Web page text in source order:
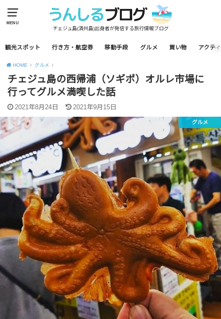
MENU
チェジュ島(済州島)出身者が発信する旅行情報ブログ
観光スポット 行き方・航空券 移動手段 グルメ 買い物 アクテ
HOME グルメ
チェジュ島の西帰浦（ソギポ）オルレ市場に
行ってグルメ満喫した話
2021年8月24日 2021年9月15日
グルメ